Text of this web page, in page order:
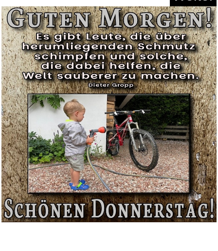
Norton 360 for Gamers 2026
Anzeige
Scarlet Raven (Scarlet Angel)...
Anzeige